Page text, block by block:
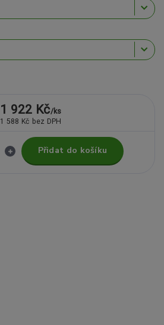
1 922 Kč/ks
1 588 Kč bez DPH
Přidat do košíku